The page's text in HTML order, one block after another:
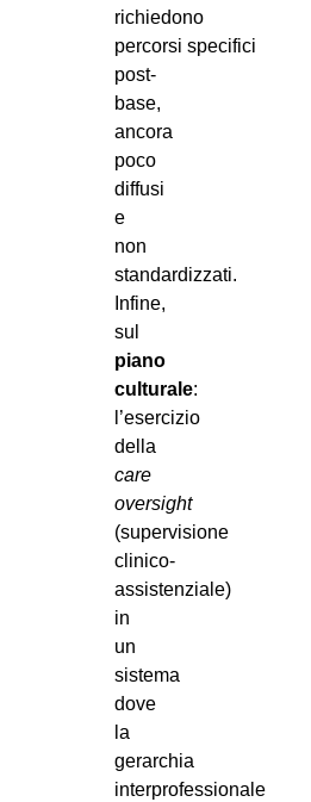
richiedono
percorsi specifici
post-
base,
ancora
poco
diffusi
e
non
standardizzati.
Infine,
sul
piano
culturale:
l’esercizio
della
care
oversight
(supervisione
clinico-
assistenziale)
in
un
sistema
dove
la
gerarchia
interprofessionale